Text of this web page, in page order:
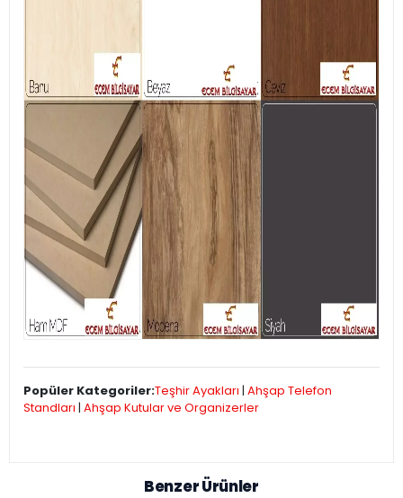
Popüler Kategoriler:Teşhir Ayakları | Ahşap Telefon
Standları | Ahşap Kutular ve Organizerler
Benzer Ürünler